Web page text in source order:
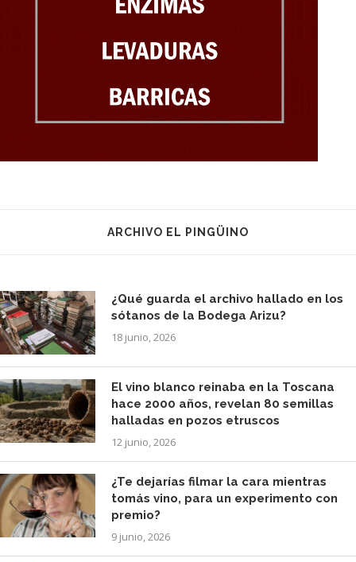
ARCHIVO EL PINGÜINO
¿Qué guarda el archivo hallado en los
sótanos de la Bodega Arizu?
18 junio, 2026
El vino blanco reinaba en la Toscana
hace 2000 años, revelan 80 semillas
halladas en pozos etruscos
12 junio, 2026
¿Te dejarías filmar la cara mientras
tomás vino, para un experimento con
premio?
9 junio, 2026